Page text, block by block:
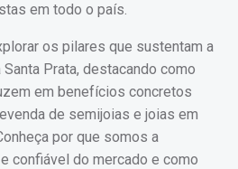
em todo o país.
os pilares que sustentam a
Prata, destacando como
em benefícios concretos
de semijoias e joias em
por que somos a
confiável do mercado e como